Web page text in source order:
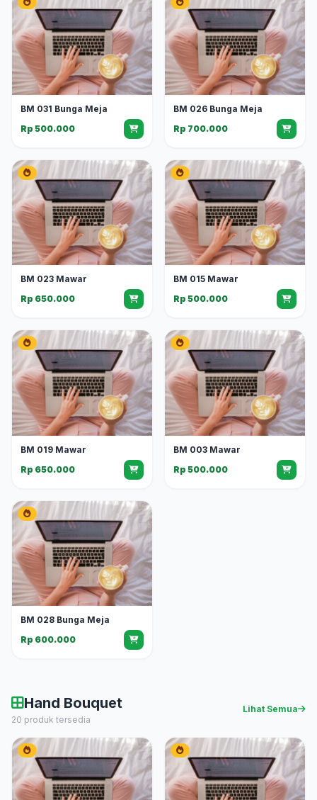
BM 031 Bunga Meja
Rp 500.000
BM 026 Bunga Meja
Rp 700.000
BM 023 Mawar
Rp 650.000
BM 015 Mawar
Rp 500.000
BM 019 Mawar
Rp 650.000
BM 003 Mawar
Rp 500.000
BM 028 Bunga Meja
Rp 600.000
Hand Bouquet
20 produk tersedia
Lihat Semua